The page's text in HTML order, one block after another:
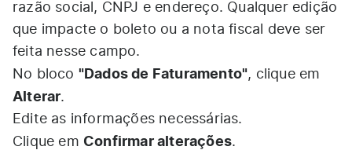
razão social, CNPJ e endereço. Qualquer edição
que impacte o boleto ou a nota fiscal deve ser
feita nesse campo.
No bloco "Dados de Faturamento", clique em
Alterar.
Edite as informações necessárias.
Clique em Confirmar alterações.